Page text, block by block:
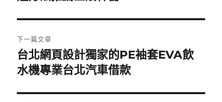
覽
文
章:
下一篇文章
下
一
文
台北網頁設計獨家的PE袖套EVA飲
水機專業台北汽車借款